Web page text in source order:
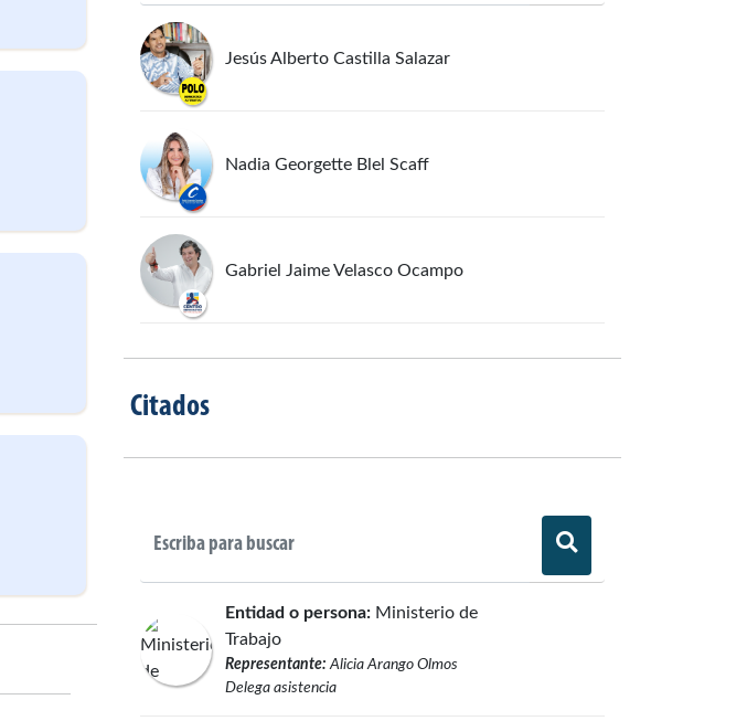
Jesús Alberto Castilla Salazar
Nadia Georgette Blel Scaff
Gabriel Jaime Velasco Ocampo
Citados
Entidad o persona: Ministerio de
Trabajo
Representante:Alicia Arango Olmos
Delega asistencia